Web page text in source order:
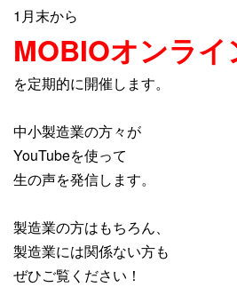
1月末から
MOBIOオンライ
を定期的に開催します。
中小製造業の方々が
YouTubeを使って
生の声を発信します。
製造業の方はもちろん、
製造業には関係ない方も
ぜひご覧ください！